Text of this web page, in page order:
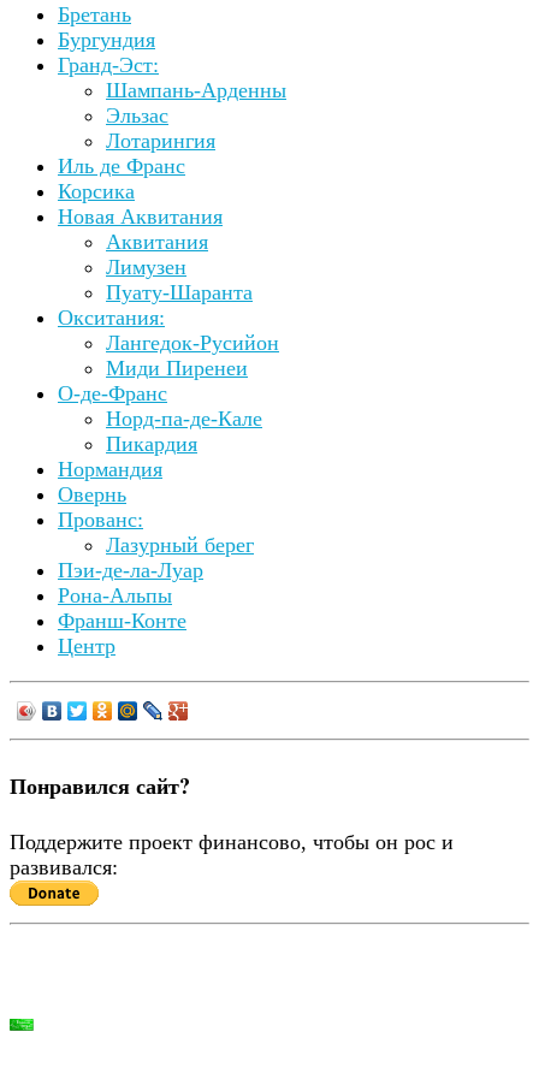
Бретань
Бургундия
Гранд-Эст:
Шампань-Арденны
Эльзас
Лотарингия
Иль де Франс
Корсика
Новая Аквитания
Аквитания
Лимузен
Пуату-Шаранта
Окситания:
Лангедок-Русийон
Миди Пиренеи
О-де-Франс
Норд-па-де-Кале
Пикардия
Нормандия
Овернь
Прованс:
Лазурный берег
Пэи-де-ла-Луар
Рона-Альпы
Франш-Конте
Центр
Понравился сайт?
Поддержите проект финансово, чтобы он рос и
развивался: